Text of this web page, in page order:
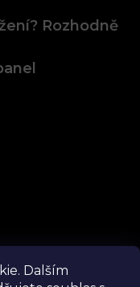
Dalším
Rozhodně